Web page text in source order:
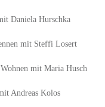
Daniela Hurschka
mit Steffi Losert
mit Maria Husch
Andreas Kolos